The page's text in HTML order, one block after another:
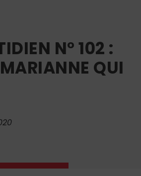
N° 102 :
QUI